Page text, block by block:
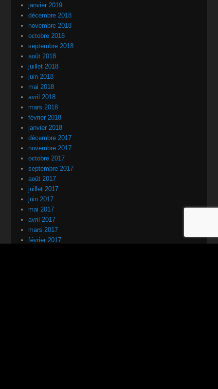
janvier 2019
décembre 2018
novembre 2018
octobre 2018
septembre 2018
août 2018
juillet 2018
juin 2018
mai 2018
avril 2018
mars 2018
février 2018
janvier 2018
décembre 2017
novembre 2017
octobre 2017
septembre 2017
août 2017
juillet 2017
juin 2017
mai 2017
avril 2017
mars 2017
février 2017